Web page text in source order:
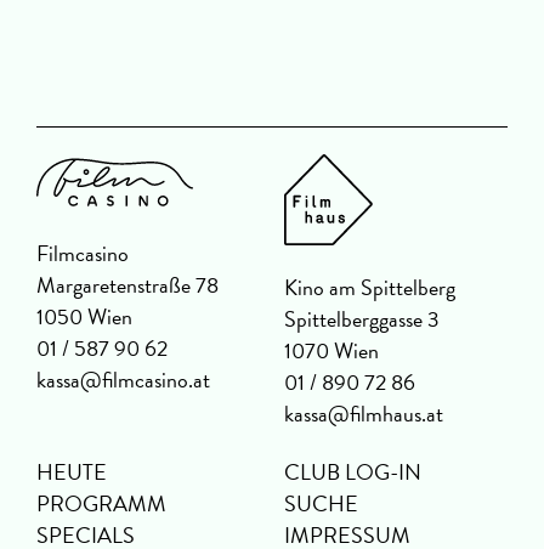
Filmcasino
Margaretenstraße 78
1050 Wien
01 / 587 90 62
kassa@filmcasino.at
Kino am Spittelberg
Spittelberggasse 3
1070 Wien
01 / 890 72 86
kassa@filmhaus.at
HEUTE
PROGRAMM
SPECIALS
CLUB LOG-IN
SUCHE
IMPRESSUM